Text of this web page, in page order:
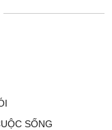
SỐNG